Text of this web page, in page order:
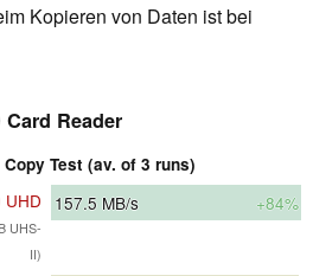
Kopieren von Daten ist bei
Card Reader
Test (av. of 3 runs)
UHD
UHS-
II)
157.5 MB/s +84%